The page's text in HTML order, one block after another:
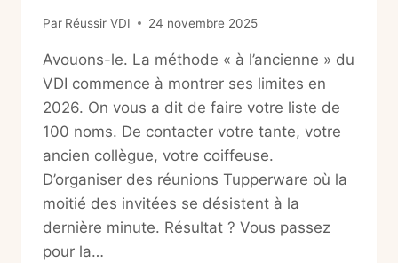
Par Réussir VDI 24 novembre 2025
Avouons-le. La méthode « à l’ancienne » du
VDI commence à montrer ses limites en
2026. On vous a dit de faire votre liste de
100 noms. De contacter votre tante, votre
ancien collègue, votre coiffeuse.
D’organiser des réunions Tupperware où la
moitié des invitées se désistent à la
dernière minute. Résultat ? Vous passez
pour la…